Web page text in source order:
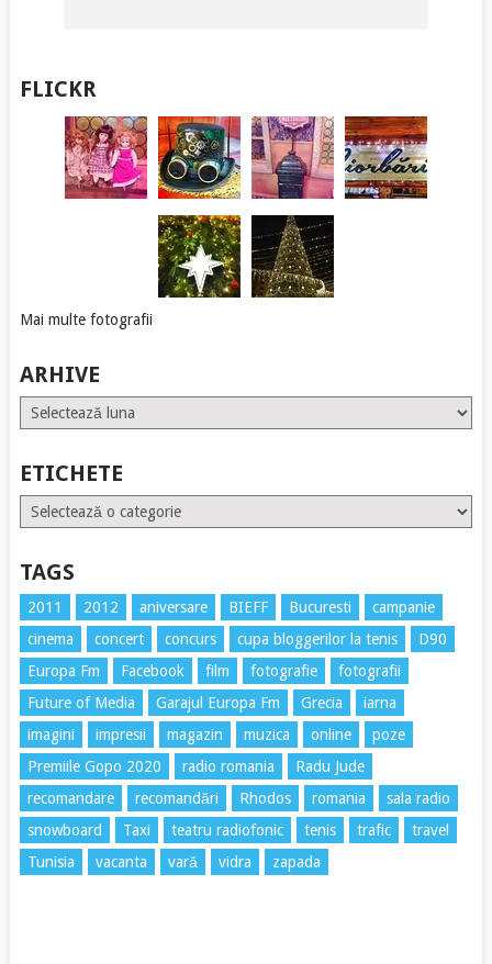
FLICKR
Mai multe fotografii
ARHIVE
Arhive
ETICHETE
Etichete
TAGS
2011 2012 aniversare BIEFF Bucuresti
campanie
cinema
concert concurs cupa bloggerilor la tenis
D90
Europa Fm
Facebook film fotografie
fotografii
Future of Media
Garajul Europa Fm Grecia
iarna
imagini
impresii magazin muzica online
poze
Premiile Gopo 2020
radio romania
Radu Jude
recomandare
recomandări Rhodos romania
sala radio
snowboard
Taxi teatru radiofonic tenis trafic
travel
Tunisia
vacanta vară vidra zapada